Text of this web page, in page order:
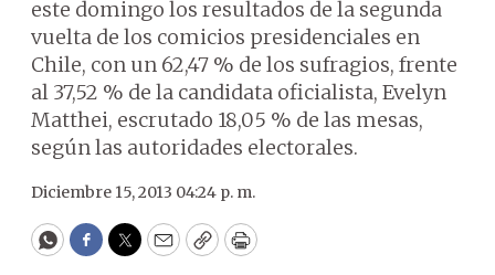
este domingo los resultados de la segunda
vuelta de los comicios presidenciales en
Chile, con un 62,47 % de los sufragios, frente
al 37,52 % de la candidata oficialista, Evelyn
Matthei, escrutado 18,05 % de las mesas,
según las autoridades electorales.
Diciembre 15, 2013 04:24 p. m.
WhatsApp
Facebook
Twitter
EmailCopyPrint